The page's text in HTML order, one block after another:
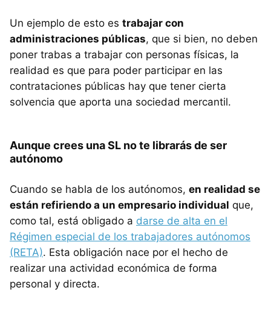
Un ejemplo de esto es trabajar con
administraciones públicas, que si bien, no deben
poner trabas a trabajar con personas físicas, la
realidad es que para poder participar en las
contrataciones públicas hay que tener cierta
solvencia que aporta una sociedad mercantil.
Aunque crees una SL no te librarás de ser
autónomo
Cuando se habla de los autónomos, en realidad se
están refiriendo a un empresario individual que,
como tal, está obligado a darse de alta en el
Régimen especial de los trabajadores autónomos
(RETA). Esta obligación nace por el hecho de
realizar una actividad económica de forma
personal y directa.